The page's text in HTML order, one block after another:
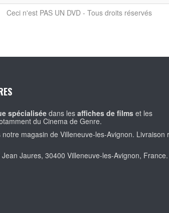
Ceci n'est PAS UN DVD - Tous droits réservés
spécialisée dans lesaffiches de films et les
du Cinema de Genre.
magasin de Villeneuve-les-Avignon. Livraison
Jean Jaures, 30400 Villeneuve-les-Avignon, France.